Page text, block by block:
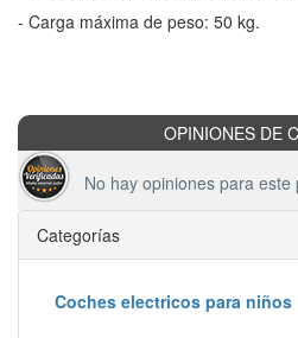
- Carga máxima de peso: 50 kg.
OPINIONES DE
No hay opiniones para este
Categorías
Coches electricos para niños